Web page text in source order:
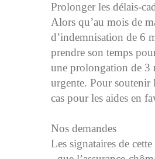
Prolonger les délais-
Alors qu’au mois de
d’indemnisation de 6
prendre son temps
une prolongation de 3
urgente. Pour soutenir
cas pour les aides en
Nos demandes
Les signataires de